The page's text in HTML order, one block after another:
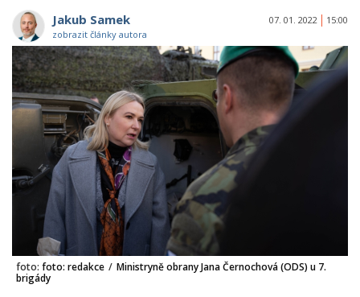
Jakub Samek
zobrazit články autora
07. 01. 2022 15:00
foto: foto: redakce / Ministryně obrany Jana Černochová (ODS) u 7.
brigády